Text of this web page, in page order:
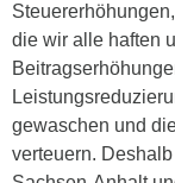
die wir alle haften
gewaschen und
verteuern.